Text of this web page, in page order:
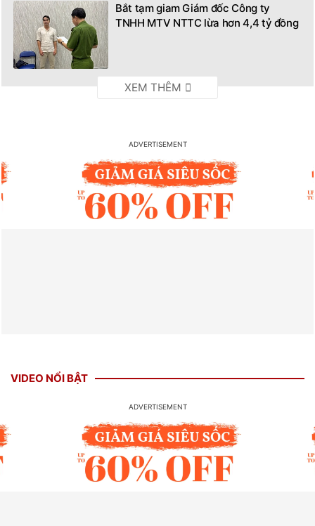
Bắt tạm giam Giám đốc Công ty
TNHH MTV NTTC lừa hơn 4,4 tỷ đồng
VIDEO NỔI BẬT